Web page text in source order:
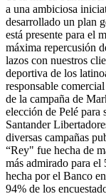
a una ambiciosa
desarrollado un plan
está presente para el
máxima repercusión
lazos con nuestros
deportiva de los
responsable
de la campaña de
elección de Pelé para
Santander
diversas campañas
“Rey" fue hecha de
más admirado para el
hecha por el Banco
94% de los